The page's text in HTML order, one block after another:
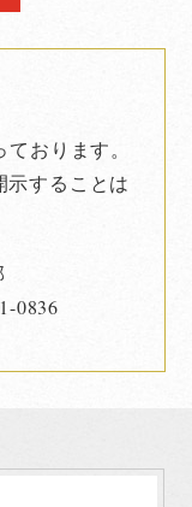
おります。
示することは
0836